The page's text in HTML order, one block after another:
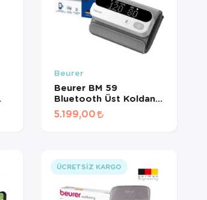
Beurer
Beurer BM 59
Bluetooth Üst Koldan
Tansiyon Ölçer –
Kablosuz Manşet, Şarj
5.199,00
ÜCRETSIZ KARGO